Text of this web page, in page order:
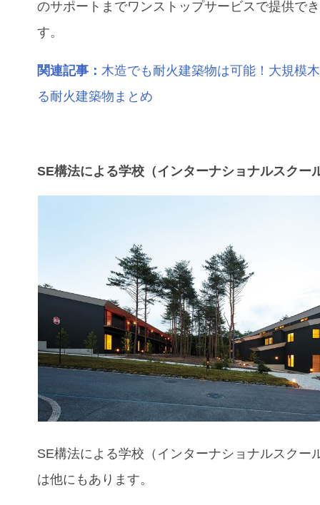
のサポートまでワンストップサービスで提供で
す。
関連記事：木造でも耐火建築物は可能！大規模
る耐火建築物まとめ
SE構法による学校（インターナショナルスクー
SE構法による学校（インターナショナルスクー
は他にもあります。